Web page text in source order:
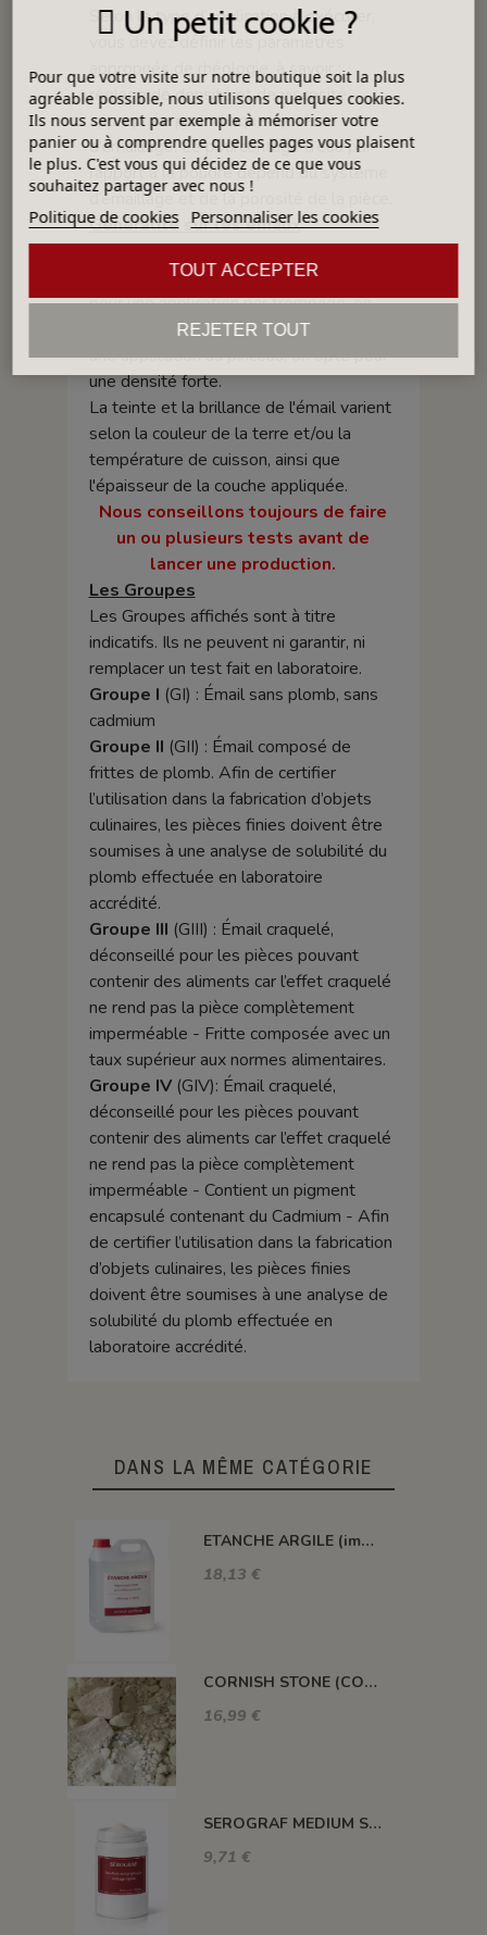
Selon le type d’application à exécuter,
vous devez définir les paramètres
appropriés de rhéologie, à savoir :
réglage de densité et de viscosité
appropriée pour chaque système
d’émaillage. Le pourcentage d’eau par
rapport à la poudre dépend du système
d’émaillage et de la porosité de la pièce.
Généralité sur les émaux
La densité d’un émail dépend de la
technique d'application. Par exemple,
pour une application par trempage, on
opte pour une faible densité, quand, pour
une application au pinceau, on opte pour
une densité forte.
La teinte et la brillance de l'émail varient
selon la couleur de la terre et/ou la
température de cuisson, ainsi que
l'épaisseur de la couche appliquée.
Nous conseillons toujours de faire
un ou plusieurs tests avant de
lancer une production.
Les Groupes
Les Groupes affichés sont à titre
indicatifs. Ils ne peuvent ni garantir, ni
remplacer un test fait en laboratoire.
Groupe I (GI) : Émail sans plomb, sans
cadmium
Groupe II (GII) : Émail composé de
frittes de plomb. Afin de certifier
l’utilisation dans la fabrication d’objets
culinaires, les pièces finies doivent être
soumises à une analyse de solubilité du
plomb effectuée en laboratoire
accrédité.
Groupe III (GIII) : Émail craquelé,
déconseillé pour les pièces pouvant
contenir des aliments car l’effet craquelé
ne rend pas la pièce complètement
imperméable - Fritte composée avec un
taux supérieur aux normes alimentaires.
Groupe IV(GIV): Émail craquelé,
déconseillé pour les pièces pouvant
contenir des aliments car l’effet craquelé
ne rend pas la pièce complètement
imperméable - Contient un pigment
encapsulé contenant du Cadmium - Afin
de certifier l’utilisation dans la fabrication
d’objets culinaires, les pièces finies
doivent être soumises à une analyse de
solubilité du plomb effectuée en
laboratoire accrédité.
DANS LA MÊME CATÉGORIE
ETANCHE ARGILE (impermeabilisant pour pièce poreuse)
18,13 €
CORNISH STONE (CORNWALL STONE)
16,99 €
SEROGRAF MEDIUM SERIGRAPHIQUE SECHAGE RAPIDE
9,71 €
Un petit cookie ?
Pour que votre visite sur notre boutique soit la plus
agréable possible, nous utilisons quelques cookies.
Ils nous servent par exemple à mémoriser votre
panier ou à comprendre quelles pages vous plaisent
le plus. C'est vous qui décidez de ce que vous
souhaitez partager avec nous !
Politique de cookies Personnaliser les cookies
REJETER TOUT
TOUT ACCEPTER